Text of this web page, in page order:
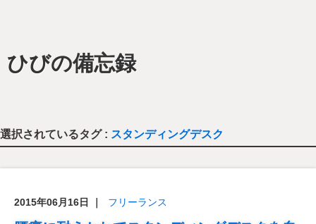
ひびの備忘録
選択されているタグ : スタンディングデスク
2015年06月16日 フリーランス